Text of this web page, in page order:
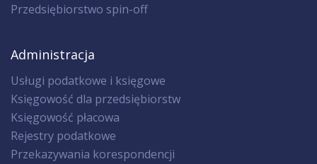
Przedsiębiorstwo spin-off
Administracja
Usługi podatkowe i księgowe
Księgowość dla przedsiębiorstw
Księgowość płacowa
Rejestry podatkowe
Przekazywania korespondencji